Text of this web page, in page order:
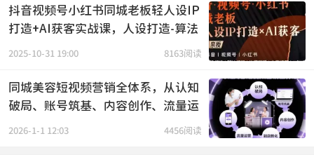
抖音视频号小红书同城老板轻人设IP
打造+AI获客实战课，人设打造-算法
8163阅读
2025-10-31 19:00
同城美容短视频营销全体系，从认知
破局、账号筑基、内容创作、流量运
4456阅读
2026-1-1 12:03